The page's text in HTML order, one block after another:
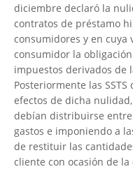
diciembre declaró la
contratos de préstamo
consumidores y en
consumidor la
impuestos derivados de
Posteriormente las
efectos de dicha
debían distribuirse
gastos e imponiendo a
de restituir las
cliente con ocasión de